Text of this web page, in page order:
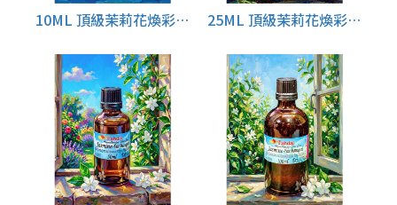
10ML 頂級茉莉花煥彩潤膚按摩精 25ML 頂級茉莉花煥彩潤膚按摩油